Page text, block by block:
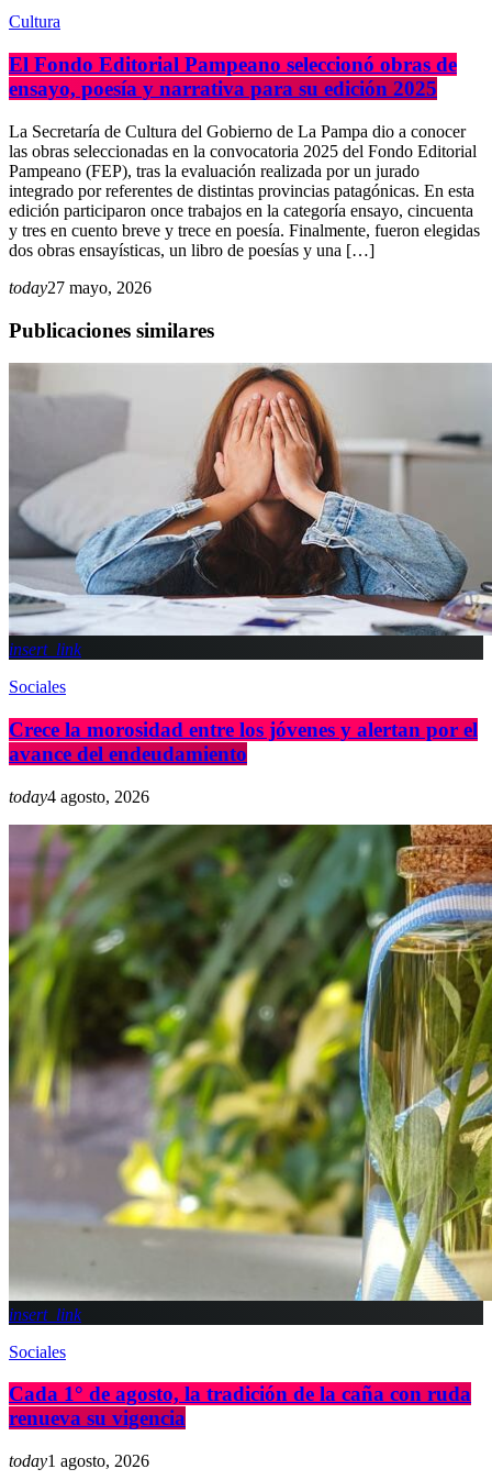
Cultura
El Fondo Editorial Pampeano seleccionó obras de
ensayo, poesía y narrativa para su edición 2025
La Secretaría de Cultura del Gobierno de La Pampa dio a conocer
las obras seleccionadas en la convocatoria 2025 del Fondo Editorial
Pampeano (FEP), tras la evaluación realizada por un jurado
integrado por referentes de distintas provincias patagónicas. En esta
edición participaron once trabajos en la categoría ensayo, cincuenta
y tres en cuento breve y trece en poesía. Finalmente, fueron elegidas
dos obras ensayísticas, un libro de poesías y una […]
today27 mayo, 2026
Publicaciones similares
insert_link
Sociales
Crece la morosidad entre los jóvenes y alertan por el
avance del endeudamiento
today4 agosto, 2026
insert_link
Sociales
Cada 1° de agosto, la tradición de la caña con ruda
renueva su vigencia
today1 agosto, 2026